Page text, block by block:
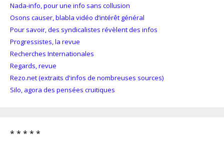
Nada-info, pour une info sans collusion
Osons causer, blabla vidéo d’intérêt général
Pour savoir, des syndicalistes révèlent des infos
Progressistes, la revue
Recherches Internationales
Regards, revue
Rezo.net (extraits d'infos de nombreuses sources)
Silo, agora des pensées cruitiques
* * * * *